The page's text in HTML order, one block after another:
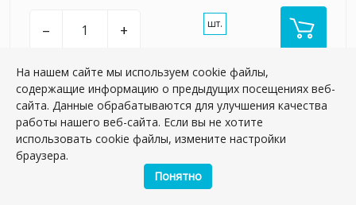
– + шт.
На нашем сайте мы используем cookie файлы,
содержащие информацию о предыдущих посещениях веб-
сайта. Данные обрабатываются для улучшения качества
работы нашего веб-сайта. Если вы не хотите
использовать cookie файлы, измените настройки
браузера.
Понятно